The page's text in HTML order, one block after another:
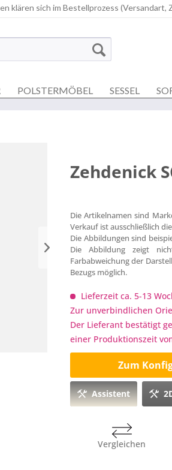
klären sich im Bestellprozess
POLSTERMÖBEL SESSEL
Zehdenick
Die Artikelnamen sind
Verkauf ist ausschließlich
Die Abbildungen sind
Die Abbildung zeigt
Farbabweichung der
Bezugs möglich.
Lieferzeit ca. 5-13
Zur unverbindlichen
Der Lieferant bestätigt
einer Produktionszeit
Zum
Assistent
Vergleichen